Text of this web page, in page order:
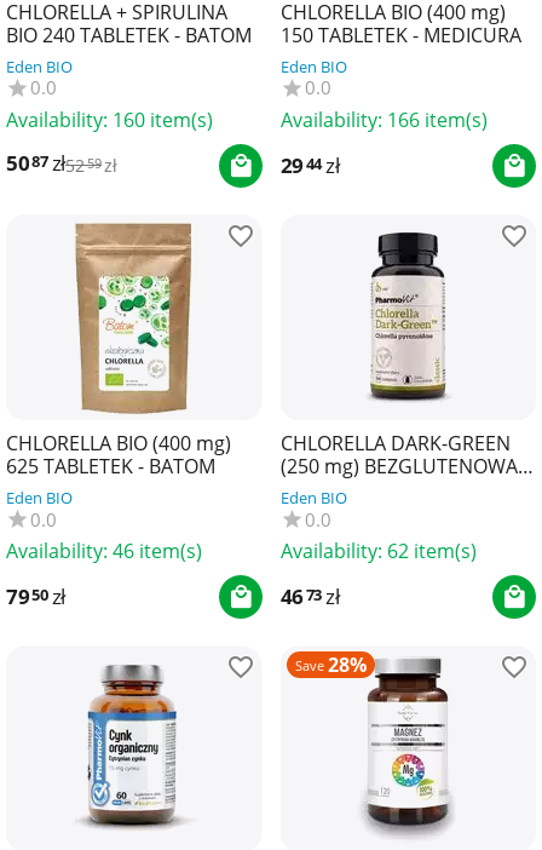
CHLORELLA + SPIRULINA
BIO 240 TABLETEK - BATOM
Eden BIO
0.0
Availability: 160 item(s)
5087zł5259 zł
CHLORELLA BIO (400 mg)
150 TABLETEK - MEDICURA
Eden BIO
0.0
Availability: 166 item(s)
2944zł
CHLORELLA BIO (400 mg)
625 TABLETEK - BATOM
Eden BIO
0.0
Availability: 46 item(s)
7950zł
CHLORELLA DARK-GREEN
(250 mg) BEZGLUTENOWA
360 TABLETEK - PHARMOVIT
(CLASSIC)
Eden BIO
0.0
Availability: 62 item(s)
4673zł
Save 28%